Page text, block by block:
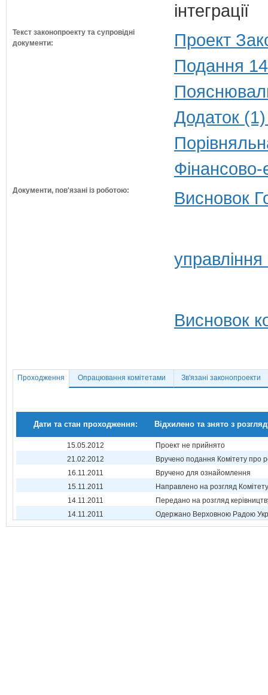
інтеграції
Текст законопроекту та супровідні
документи:
Проект
Подання
Додаток
Фінансово-
Документи, пов'язані із роботою: Висновок
Висновок
Проходження Опрацювання комітетами Зв'язані законопроекти
Дати та стан проходження: Відхилено та знято з
15.05.2012
Проект не прийнято
21.02.2012
Вручено подання Комітету про
16.11.2011
Вручено для ознайомлення
15.11.2011
Направлено на розгляд Комітету
14.11.2011
Передано на розгляд
14.11.2011
Одержано Верховною Радою